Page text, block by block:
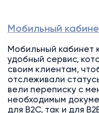
Мобильный
Мобильный кабинет
удобный сервис,
своим клиентам,
отслеживали
вели переписку с
необходимым
для B2C, так и для